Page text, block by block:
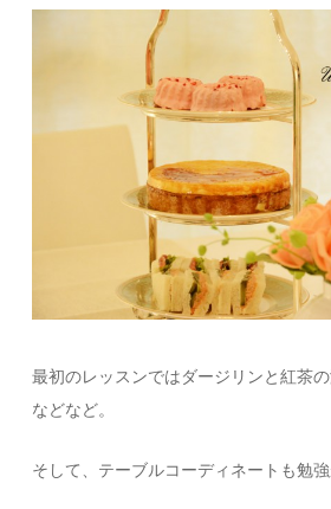
最初のレッスンではダージリンと紅茶
などなど。
そして、テーブルコーディネートも勉強